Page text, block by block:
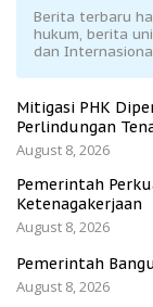
Berita terbaru
hukum, berita
dan
Mitigasi PHK
Perlindungan
August 8, 2026
Pemerintah
Ketenagakerjaan
August 8, 2026
Pemerintah
August 8, 2026